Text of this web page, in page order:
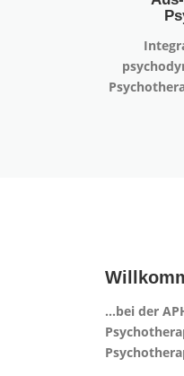
…bei der